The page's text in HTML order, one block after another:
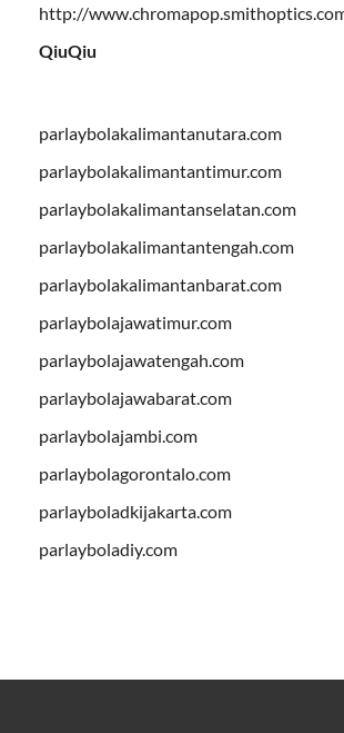
http://
QiuQiu
parlaybolakalimantanutara.com
parlaybolakalimantantimur.com
parlaybolakalimantanselatan.com
parlaybolakalimantantengah.com
parlaybolakalimantanbarat.com
parlaybolajawatimur.com
parlaybolajawatengah.com
parlaybolajawabarat.com
parlaybolajambi.com
parlaybolagorontalo.com
parlayboladkijakarta.com
parlayboladiy.com